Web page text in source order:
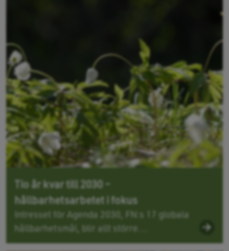
Tio år kvar till 2030 –
hållbarhetsarbetet i fokus
Intresset för Agenda 2030, FN:s 17 globala
hållbarhetsmål, blir allt större....